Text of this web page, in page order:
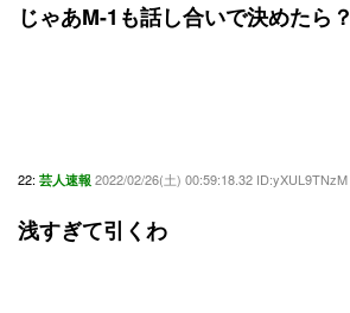
じゃあM-1も話し合いで決めたら？
22: 芸人速報 2022/02/26(土) 00:59:18.32 ID:yXUL9TNzM
浅すぎて引くわ